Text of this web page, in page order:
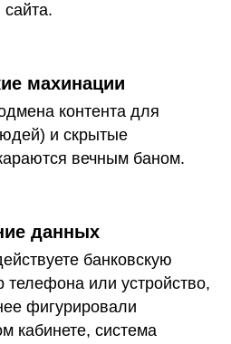
махинации
контента для
и скрытые
вечным баном.
данных
банковскую
телефона или устройство,
фигурировали
кабинете, система